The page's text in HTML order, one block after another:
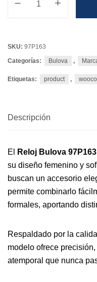
SKU: 97P163
Categorías:
Bulova ,
Etiquetas: product ,
Descripción
El Reloj Bulova
su diseño femenino y
buscan un accesorio
permite combinarlo
formales, aportando
Respaldado por la
modelo ofrece
atemporal que nunca